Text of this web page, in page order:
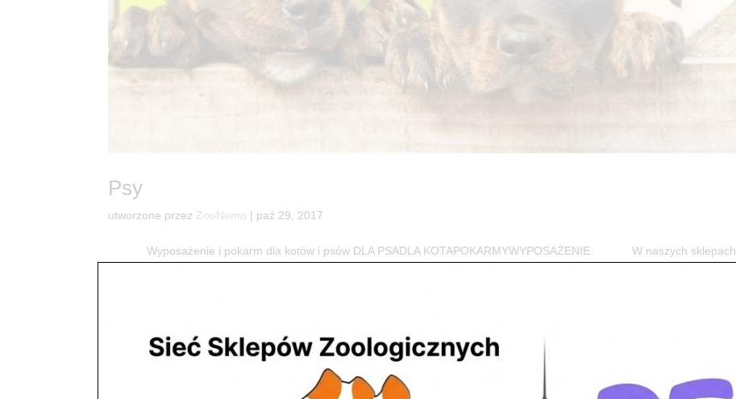
Psy
utworzone przez ZooNemo | paź 29, 2017
Wyposażenie i pokarm dla kotów i psów DLA PSADLA KOTAPOKARMYWYPOSAŻENIE W naszych sklepach